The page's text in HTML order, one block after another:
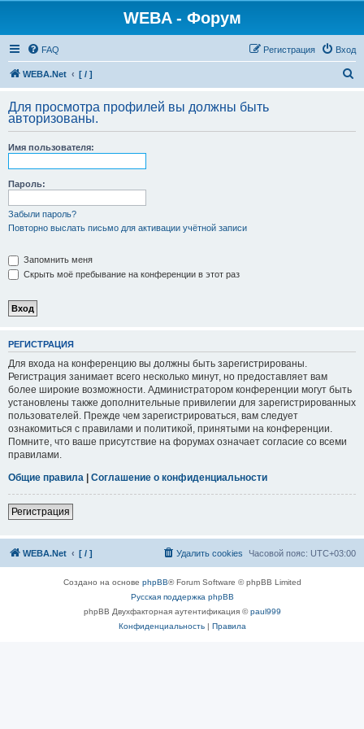
WEBA - Форум
FAQ Вход
Регистрация
WEBA.Net [ / ]
с
Для просмотра профилей вы должны быть
авторизованы.
Имя пользователя:
Пароль:
Забыли пароль?
Повторно выслать письмо для активации учётной записи
Запомнить меня
Скрыть моё пребывание на конференции в этот раз
РЕГИСТРАЦИЯ
Для входа на конференцию вы должны быть зарегистрированы.
Регистрация занимает всего несколько минут, но предоставляет вам
более широкие возможности. Администратором конференции могут быть
установлены также дополнительные привилегии для зарегистрированных
пользователей. Прежде чем зарегистрироваться, вам следует
ознакомиться с правилами и политикой, принятыми на конференции.
Помните, что ваше присутствие на форумах означает согласие со всеми
правилами.
Общие правила | Соглашение о конфиденциальности
Регистрация
WEBA.Net [ / ] Часовой пояс: UTC+03:00
Удалить cookies
Создано на основе phpBB® Forum Software © phpBB Limited
Русская поддержка phpBB
phpBB Двухфакторная аутентификация ©paul999
Конфиденциальность| Правила